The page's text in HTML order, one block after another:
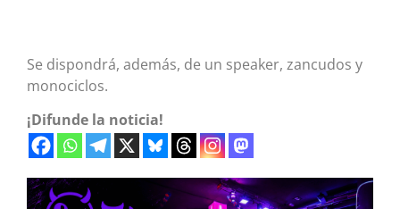
Se dispondrá, además, de un speaker, zancudos y
monociclos.
¡Difunde la noticia!